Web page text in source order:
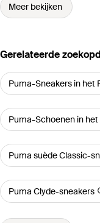
Meer bekijken
Gerelateerde
Puma-Sneakers in het
Puma-Schoenen in het
Puma suède Classic-
Puma Clyde-sneakers